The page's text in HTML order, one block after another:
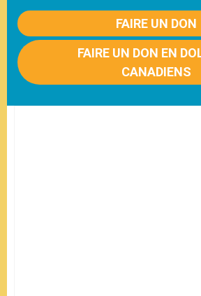
FAIRE UN DON
FAIRE UN DON EN
CANADIENS